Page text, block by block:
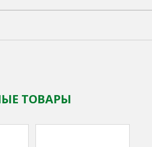
ТОВАРЫ